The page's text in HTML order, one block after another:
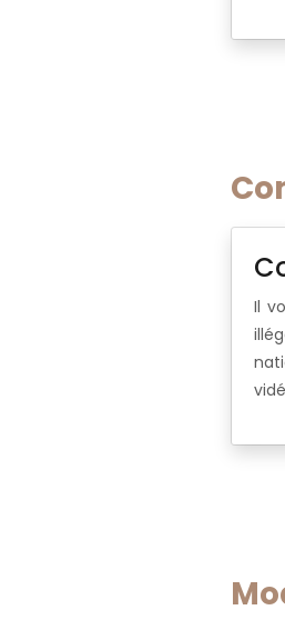
Il